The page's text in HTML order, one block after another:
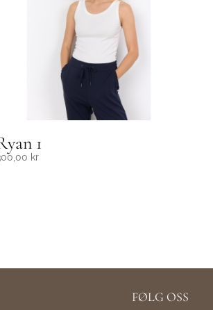
1
kr
FØLG OSS